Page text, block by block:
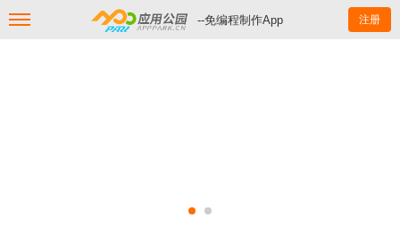
--免编程制作App 注册